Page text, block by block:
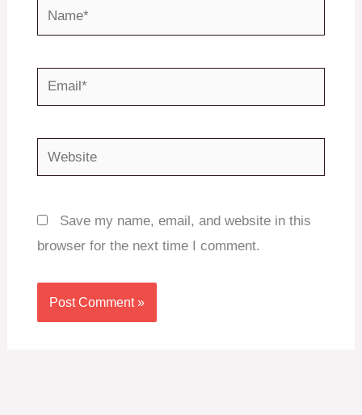
Name*
Email*
Website
Save my name, email, and website in this
browser for the next time I comment.